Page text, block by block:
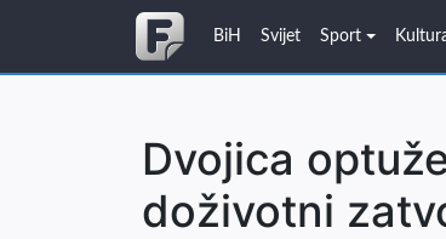
BiH Svijet Sport
Dvojica
doživotni